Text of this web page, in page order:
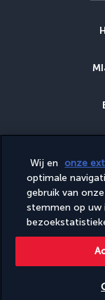
Site bewerkt door
samenwerking met
Wij en onze
optimale
gebruik van
stemmen op uw